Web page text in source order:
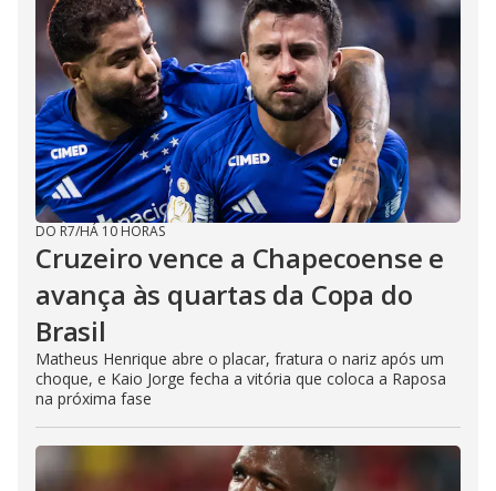
DO R7/HÁ 10 HORAS
Cruzeiro vence a Chapecoense e
avança às quartas da Copa do
Brasil
Matheus Henrique abre o placar, fratura o nariz após um
choque, e Kaio Jorge fecha a vitória que coloca a Raposa
na próxima fase